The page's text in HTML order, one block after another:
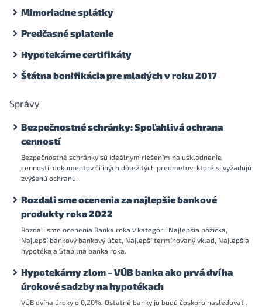
Mimoriadne splátky
Predčasné splatenie
Hypotekárne certifikáty
Štátna bonifikácia pre mladých v roku 2017
Správy
Bezpečnostné schránky: Spoľahlivá ochrana
cenností
Bezpečnostné schránky sú ideálnym riešením na uskladnenie
cenností, dokumentov či iných dôležitých predmetov, ktoré si vyžadujú
zvýšenú ochranu.
Rozdali sme ocenenia za najlepšie bankové
produkty roka 2022
Rozdali sme ocenenia Banka roka v kategórií Najlepšia pôžička,
Najlepší bankový bankový účet, Najlepší termínovaný vklad, Najlepšia
hypotéka a Stabilná banka roka.
Hypotekárny zlom – VÚB banka ako prvá dvíha
úrokové sadzby na hypotékach
VÚB dvíha úroky o 0,20%. Ostatné banky ju budú čoskoro nasledovať .